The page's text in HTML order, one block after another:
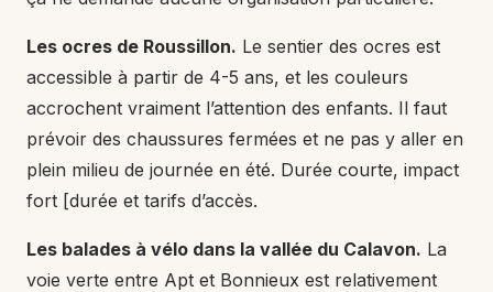
Les ocres de Roussillon. Le sentier des ocres est
accessible à partir de 4-5 ans, et les couleurs
accrochent vraiment l’attention des enfants. Il faut
prévoir des chaussures fermées et ne pas y aller en
plein milieu de journée en été. Durée courte, impact
fort [durée et tarifs d’accès.
Les balades à vélo dans la vallée du Calavon. La
voie verte entre Apt et Bonnieux est relativement